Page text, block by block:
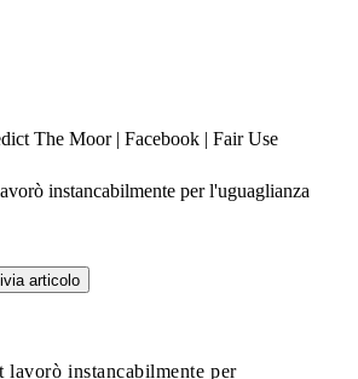
The Moor | Facebook | Fair Use
instancabilmente per l'uguaglianza
articolo
lavorò instancabilmente per